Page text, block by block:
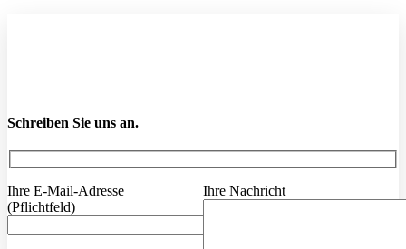
Schreiben Sie uns an.
Ihre E-Mail-Adresse
(Pflichtfeld)
Ihre Nachricht